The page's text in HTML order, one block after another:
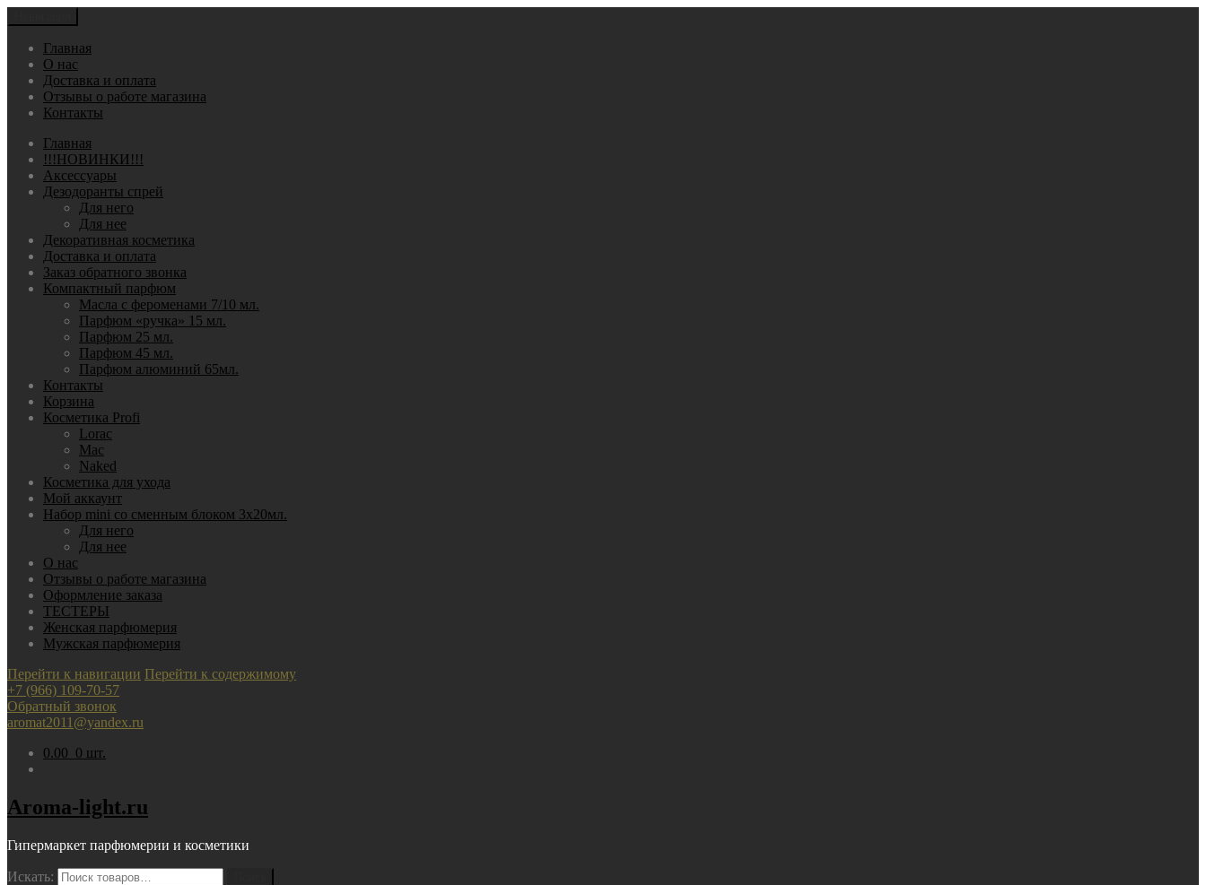
Главная
О нас
Доставка и оплата
Отзывы о работе магазина
Контакты
Главная
!!!НОВИНКИ!!!
Аксессуары
Дезодоранты спрей
Для него
Для нее
Декоративная косметика
Доставка и оплата
Заказ обратного звонка
Компактный парфюм
Масла с фероменами 7/10 мл.
Парфюм «ручка» 15 мл.
Парфюм 25 мл.
Парфюм 45 мл.
Парфюм алюминий 65мл.
Контакты
Корзина
Косметика Profi
Lorac
Mac
Nаked
Косметика для ухода
Мой аккаунт
Набор mini со сменным блоком 3х20мл.
Для него
Для нее
О нас
Отзывы о работе магазина
Оформление заказа
ТЕСТЕРЫ
Женская парфюмерия
Мужская парфюмерия
Перейти к навигации Перейти к содержимому
+7 (966) 109-70-57
Обратный звонок
aromat2011@yandex.ru
0.00 0 шт.
Aroma-light.ru
Гипермаркет парфюмерии и косметики
Искать: